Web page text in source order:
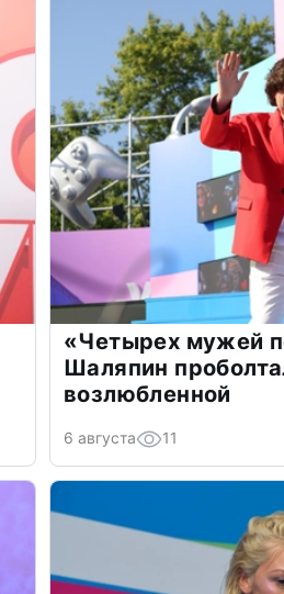
«Четырех мужей
Шаляпин
возлюбленной
6 августа 11